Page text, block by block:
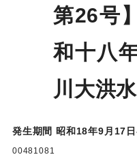
第26号
和十八
川大洪
発生期間 昭和18年9月17
00481081